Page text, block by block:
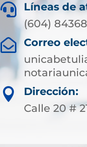

Líneas de
(604)

Correo

Dirección:
Calle 20 #